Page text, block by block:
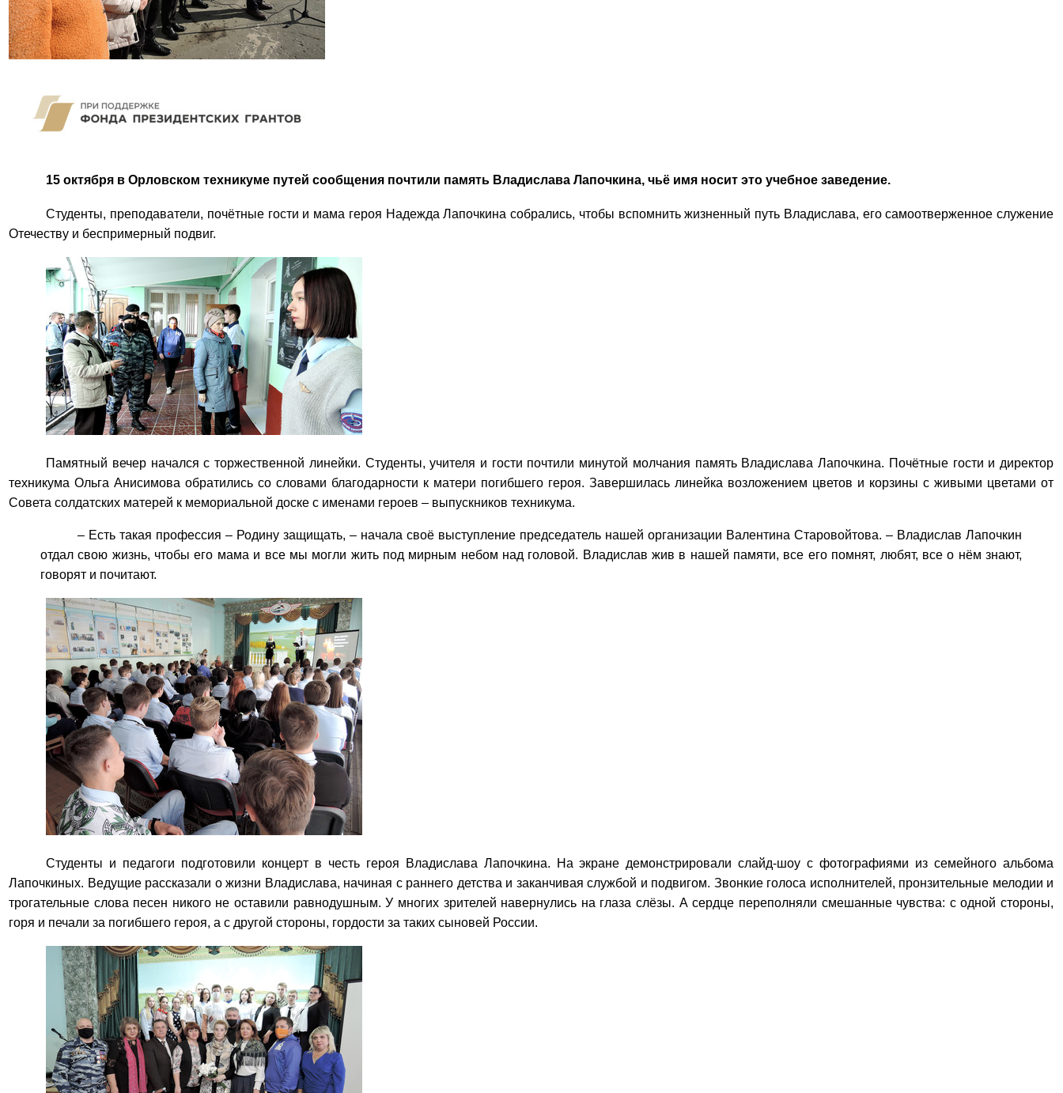
15 октября в Орловском техникуме путей сообщения почтили память Владислава Лапочкина, чьё имя носит это учебное заведение.
Студенты, преподаватели, почётные гости и мама героя Надежда Лапочкина собрались, чтобы вспомнить жизненный путь Владислава, его самоотверженное служение
Отечеству и беспримерный подвиг.
Памятный вечер начался с торжественной линейки. Студенты, учителя и гости почтили минутой молчания память Владислава Лапочкина. Почётные гости и директор
техникума Ольга Анисимова обратились со словами благодарности к матери погибшего героя. Завершилась линейка возложением цветов и корзины с живыми цветами от
Совета солдатских матерей к мемориальной доске с именами героев – выпускников техникума.
– Есть такая профессия – Родину защищать, – начала своё выступление председатель нашей организации Валентина Старовойтова. – Владислав Лапочкин
отдал свою жизнь, чтобы его мама и все мы могли жить под мирным небом над головой. Владислав жив в нашей памяти, все его помнят, любят, все о нём знают,
говорят и почитают.
Студенты и педагоги подготовили концерт в честь героя Владислава Лапочкина. На экране демонстрировали слайд-шоу с фотографиями из семейного альбома
Лапочкиных. Ведущие рассказали о жизни Владислава, начиная с раннего детства и заканчивая службой и подвигом. Звонкие голоса исполнителей, пронзительные мелодии и
трогательные слова песен никого не оставили равнодушным. У многих зрителей навернулись на глаза слёзы. А сердце переполняли смешанные чувства: с одной стороны,
горя и печали за погибшего героя, а с другой стороны, гордости за таких сыновей России.